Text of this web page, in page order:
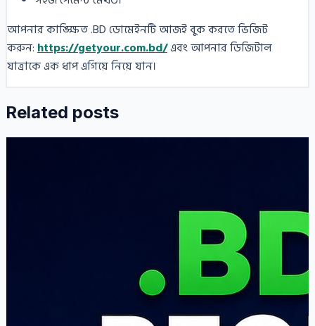
আপনার কাঙ্ক্ষিত .BD ডোমেইনটি আজই বুক করতে ভিজিট
করুন:https://getyour.com.bd/এবং আপনার ডিজিটাল
যাত্রাকে এক ধাপ এগিয়ে নিয়ে যান।
Related posts